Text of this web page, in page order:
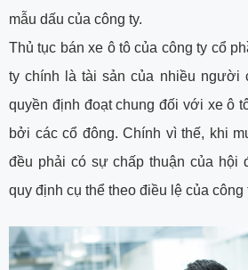
mẫu dấu của công ty.
Thủ tục bán xe ô tô của công ty cổ
ty chính là tài sản của nhiều người
quyền định đoạt chung đối với xe ô
bởi các cổ đông. Chính vì thế, khi
đều phải có sự chấp thuận của hội
quy định cụ thể theo điều lệ của công